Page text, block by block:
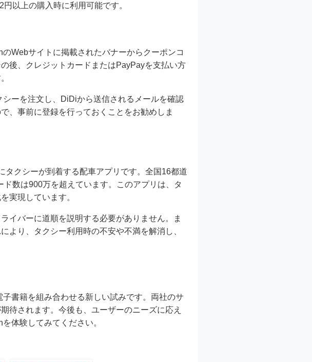
以上の購入時に利用可能です。
Webサイトに掲載されたバナーからクーポンコ
後、クレジットカードまたはPayPayを支払い方
ーを注文し、DiDiから送信されるメールを確認
、事前に登録を行っておくことをお勧めしま
タクシーが到着する配車アプリです。全国16都道
数は900万を超えています。このアプリは、タ
実現しています。
イバーに道順を説明する必要がありません。ま
より、タクシー利用時の不安や不満を解消し、
書籍を組み合わせる新しい試みです。両社のサ
待されます。今後も、ユーザーのニーズに応え
体験してみてください。